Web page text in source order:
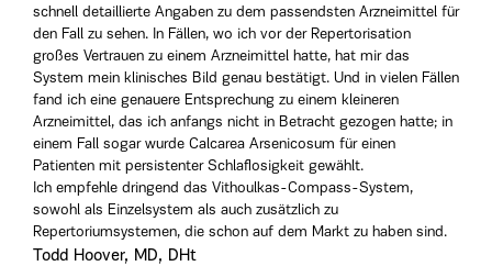
schnell detaillierte Angaben zu dem passendsten Arzneimittel für
den Fall zu sehen. In Fällen, wo ich vor der Repertorisation
großes Vertrauen zu einem Arzneimittel hatte, hat mir das
System mein klinisches Bild genau bestätigt. Und in vielen Fällen
fand ich eine genauere Entsprechung zu einem kleineren
Arzneimittel, das ich anfangs nicht in Betracht gezogen hatte; in
einem Fall sogar wurde Calcarea Arsenicosum für einen
Patienten mit persistenter Schlaflosigkeit gewählt.
Ich empfehle dringend das Vithoulkas-Compass-System,
sowohl als Einzelsystem als auch zusätzlich zu
Repertoriumsystemen, die schon auf dem Markt zu haben sind.
Todd Hoover, MD, DHt